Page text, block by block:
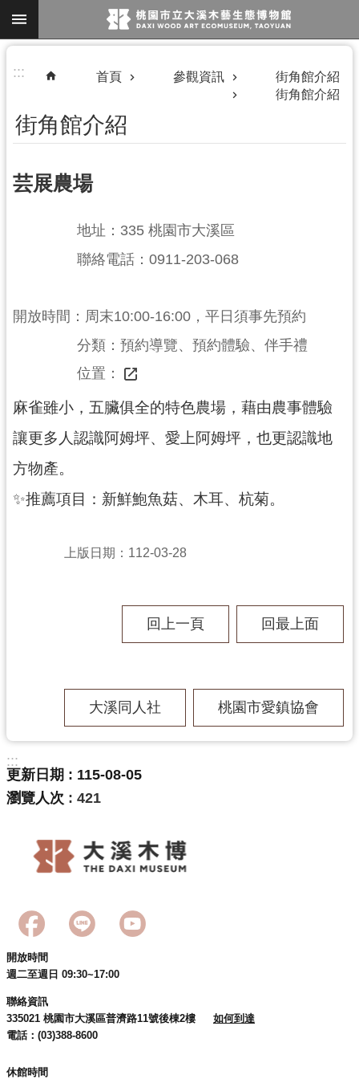
跳到主要內容區塊
尋
訊
覽
便
服
學
習
資
識
木
訊
息
告
::: 首頁 參觀資訊
街角館介紹
街角館介紹
街角館介紹
芸展農場
地址：335 桃園市大溪區
聯絡電話：0911-203-068
開放時間：周末10:00-16:00，平日須事先預約
分類：預約導覽、預約體驗、伴手禮
		位置：
麻雀雖小，五臟俱全的特色農場，藉由農事體驗
讓更多人認識阿姆坪、愛上阿姆坪，也更認識地
方物產。
✨推薦項目：新鮮鮑魚菇、木耳、杭菊。
上版日期：112-03-28
回上一頁 回最上面
大溪同人社 桃園市愛鎮協會
:::
更新日期
115-08-05
瀏覽人次
421
開放時間
週二至週日 09:30~17:00
聯絡資訊
335021 桃園市大溪區普濟路11號後棟2樓
如何到達
電話：(03)388-8600
休館時間